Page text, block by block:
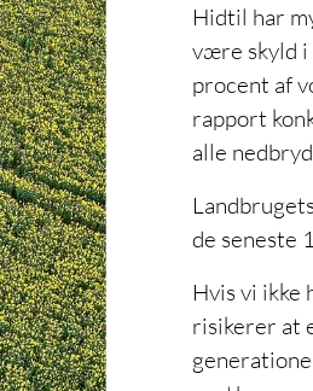
Hidtil har
være skyld
procent af
rapport
alle
de seneste
Hvis vi ikke
risikerer at